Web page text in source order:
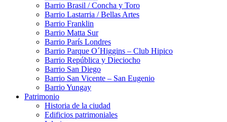
Barrio Brasil / Concha y Toro
Barrio Lastarria / Bellas Artes
Barrio Franklin
Barrio Matta Sur
Barrio Parí­s Londres
Barrio Parque O´Higgins – Club Hipico
Barrio República y Dieciocho
Barrio San Diego
Barrio San Vicente – San Eugenio
Barrio Yungay
Patrimonio
Historia de la ciudad
Edificios patrimoniales